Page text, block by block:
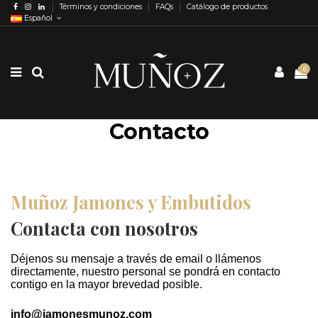
Términos y condiciones FAQs
Catálogo de productos
Español
0
Contacto
Muñoz Jamones y Embutidos
Contacta con nosotros
Déjenos su mensaje a través de email o llámenos
directamente, nuestro personal se pondrá en contacto
contigo en la mayor brevedad posible.
info@jamonesmunoz.com